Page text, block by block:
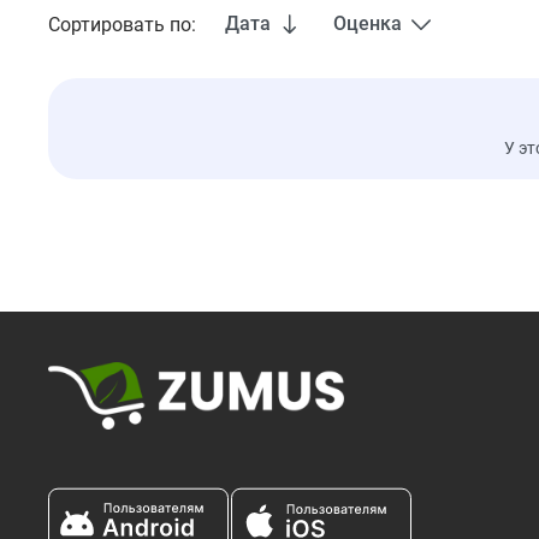
Сортировать по: Дата Оценка
У